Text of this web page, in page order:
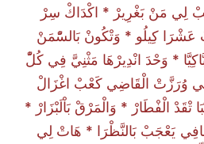
لِي مَنْ بَغْرِيرْ * اكْدَاكْ سِرْ
عَشْرَا كِيلُو * وَتْكُونْ بَالسّْمَنْ
* وَحْدَ انْدِيرْهَا مَثْنِيَّ فِي كُلّْ
وُرَزَّتْ الْقَاضِي كَعْبْ اغْزَالْ
تْقَدْ الْفْطَارْ * وَالْمَرْقْ بَاْلَبْزَارْ *
يَعْجَبْ بَالنَّظْرَا * هَاتْ لِي